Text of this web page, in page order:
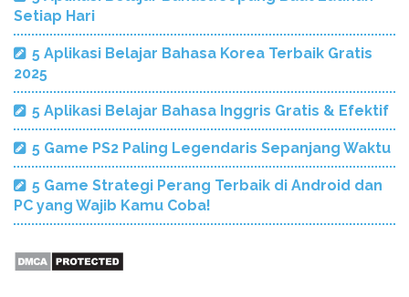
Setiap Hari
5 Aplikasi Belajar Bahasa Korea Terbaik Gratis
2025
5 Aplikasi Belajar Bahasa Inggris Gratis & Efektif
5 Game PS2 Paling Legendaris Sepanjang Waktu
5 Game Strategi Perang Terbaik di Android dan
PC yang Wajib Kamu Coba!